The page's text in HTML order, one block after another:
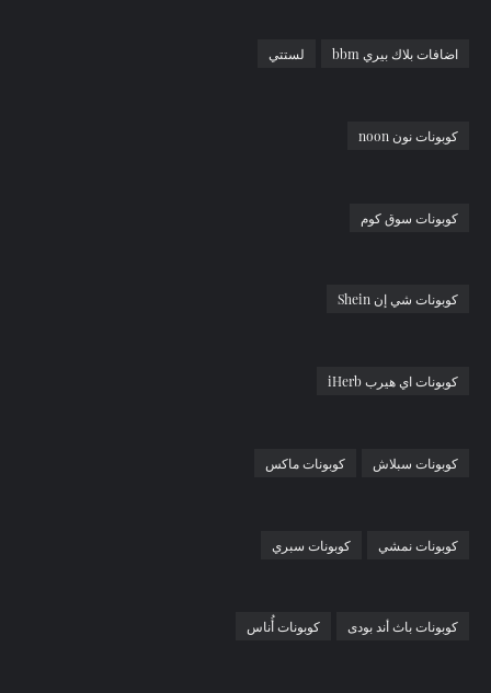
اضافات بلاك بيري bbm لستتي
كوبونات نون noon
كوبونات سوق كوم
كوبونات شي إن Shein
كوبونات اي هيرب iHerb
كوبونات سبلاش كوبونات ماكس
كوبونات نمشي كوبونات سبري
كوبونات باث أند بودى كوبونات أُناس